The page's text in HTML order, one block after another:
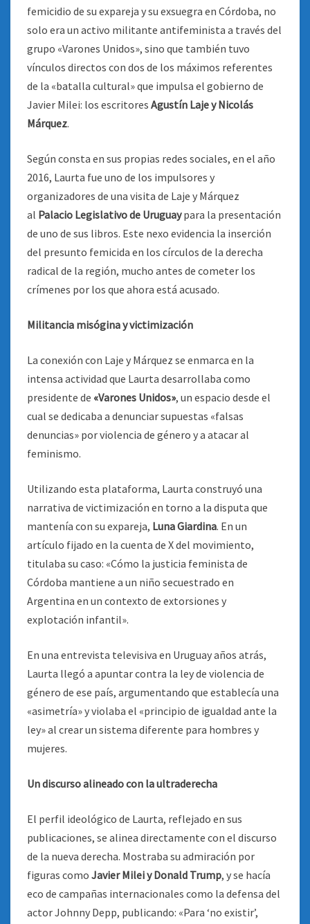
femicidio de su expareja y su exsuegra en Córdoba, no
solo era un activo militante antifeminista a través del
grupo «Varones Unidos», sino que también tuvo
vínculos directos con dos de los máximos referentes
de la «batalla cultural» que impulsa el gobierno de
Javier Milei: los escritores Agustín Laje y Nicolás
Márquez.
Según consta en sus propias redes sociales, en el año
2016, Laurta fue uno de los impulsores y
organizadores de una visita de Laje y Márquez
al Palacio Legislativo de Uruguaypara la presentación
de uno de sus libros. Este nexo evidencia la inserción
del presunto femicida en los círculos de la derecha
radical de la región, mucho antes de cometer los
crímenes por los que ahora está acusado.
Militancia misógina y victimización
La conexión con Laje y Márquez se enmarca en la
intensa actividad que Laurta desarrollaba como
presidente de «Varones Unidos», un espacio desde el
cual se dedicaba a denunciar supuestas «falsas
denuncias» por violencia de género y a atacar al
feminismo.
Utilizando esta plataforma, Laurta construyó una
narrativa de victimización en torno a la disputa que
mantenía con su expareja, Luna Giardina. En un
artículo fijado en la cuenta de X del movimiento,
titulaba su caso: «Cómo la justicia feminista de
Córdoba mantiene a un niño secuestrado en
Argentina en un contexto de extorsiones y
explotación infantil».
En una entrevista televisiva en Uruguay años atrás,
Laurta llegó a apuntar contra la ley de violencia de
género de ese país, argumentando que establecía una
«asimetría» y violaba el «principio de igualdad ante la
ley» al crear un sistema diferente para hombres y
mujeres.
Un discurso alineado con la ultraderecha
El perfil ideológico de Laurta, reflejado en sus
publicaciones, se alinea directamente con el discurso
de la nueva derecha. Mostraba su admiración por
figuras como Javier Milei y Donald Trump, y se hacía
eco de campañas internacionales como la defensa del
actor Johnny Depp, publicando: «Para ‘no existir’,